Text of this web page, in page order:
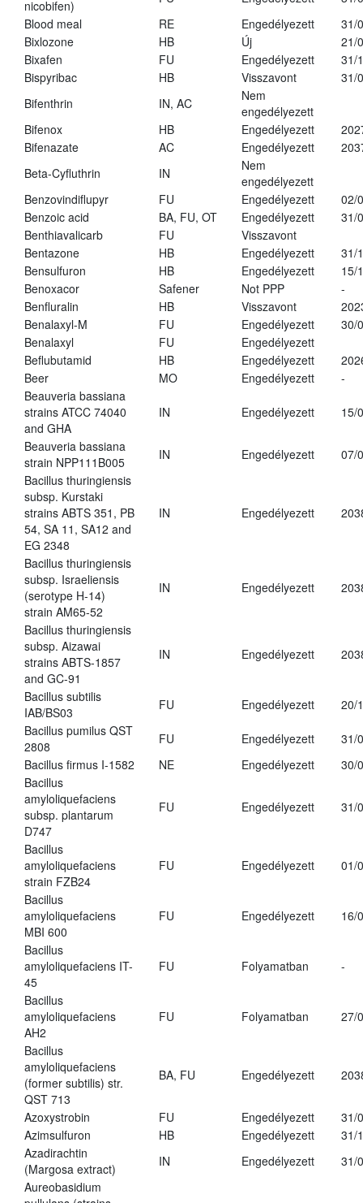
nicobifen)
Blood meal
RE Engedélyezett
31/
Bixlozone
HB Új
21/
Bixafen
FU Engedélyezett
31/
Bispyribac
HB Visszavont
31/
Bifenthrin
IN, AC
Nem
engedélyezett
Bifenox
HB Engedélyezett
Bifenazate
AC Engedélyezett
Beta-Cyfluthrin
IN
Nem
engedélyezett
Benzovindiflupyr
FU Engedélyezett
02/
Benzoic acid
BA, FU, OT Engedélyezett
31/
Benthiavalicarb
FU
Visszavont
Bentazone
HB Engedélyezett
31/
Bensulfuron
HB Engedélyezett
15/
Benoxacor
Safener Not PPP
-
Benfluralin
HB Visszavont
Benalaxyl-M
FU Engedélyezett
30/
Benalaxyl
FU
Engedélyezett
Beflubutamid
HB Engedélyezett
Beer
MO Engedélyezett
-
Beauveria bassiana
strains ATCC 74040
and GHA
IN Engedélyezett 15/
Beauveria bassiana
strain NPP111B005
IN Engedélyezett
07/
Bacillus thuringiensis
subsp. Kurstaki
strains ABTS 351, PB
54, SA 11, SA12 and
EG 2348
IN Engedélyezett
Bacillus thuringiensis
subsp. Israeliensis
(serotype H-14)
strain AM65-52
IN Engedélyezett
Bacillus thuringiensis
subsp. Aizawai
strains ABTS-1857
and GC-91
IN Engedélyezett
Bacillus subtilis
IAB/BS03
FU Engedélyezett
20/
Bacillus pumilus QST
2808
FU Engedélyezett
31/
Bacillus firmus I-1582
NE Engedélyezett
30/
Bacillus
amyloliquefaciens
subsp. plantarum
D747
FU Engedélyezett 31/
Bacillus
amyloliquefaciens
strain FZB24
FU Engedélyezett 01/
Bacillus
amyloliquefaciens
MBI 600
FU Engedélyezett 16/
Bacillus
amyloliquefaciens IT-
45
FU Folyamatban -
Bacillus
amyloliquefaciens
AH2
FU Folyamatban 27/
Bacillus
amyloliquefaciens
(former subtilis) str.
QST 713
BA, FU Engedélyezett
Azoxystrobin FU Engedélyezett
31/
Azimsulfuron
HB Engedélyezett
31/
Azadirachtin
(Margosa extract)
IN Engedélyezett
31/
Aureobasidium